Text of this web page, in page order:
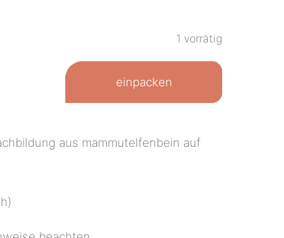
1 vorrätig
einpacken
aus mammutelfenbein auf